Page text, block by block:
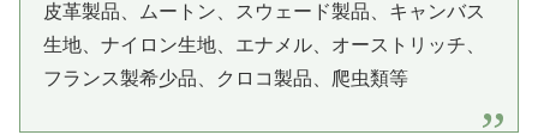
皮革製品、ムートン、スウェード製品、キャンバス
生地、ナイロン生地、エナメル、オーストリッチ、
フランス製希少品、クロコ製品、爬虫類等